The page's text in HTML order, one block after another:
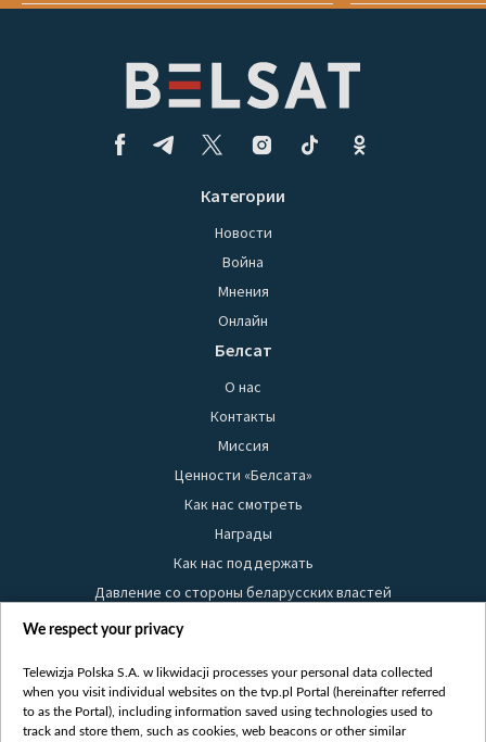
Категории
Новости
Война
Мнения
Онлайн
Белсат
О нас
Контакты
Миссия
Ценности «Белсата»
Как нас смотреть
Награды
Как нас поддержать
Давление со стороны беларусских властей
Правила использования материалов
Безопасность
Youtube
We respect your privacy
Telewizja Polska S.A. w likwidacji processes your personal data collected
when you visit individual websites on the tvp.pl Portal (hereinafter referred
to as the Portal), including information saved using technologies used to
track and store them, such as cookies, web beacons or other similar